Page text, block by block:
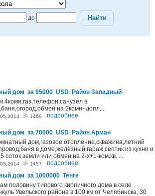
до Найти
дом за 95000 USD Район Западный
в
на 2комн+допл....
1469 подробнее
дом за 70000 USD Район Арман
дом,газовое отопление,скважина,летний
в доме,железный гараж,септик из кухни и
соток земли или обмен на 2-х+1-ком.кв.....
1457
подробнее
дом за 1000000 Тенге
половину типового кирпичного дома в селе
Увельского района в 100 км от Челябинска, 30